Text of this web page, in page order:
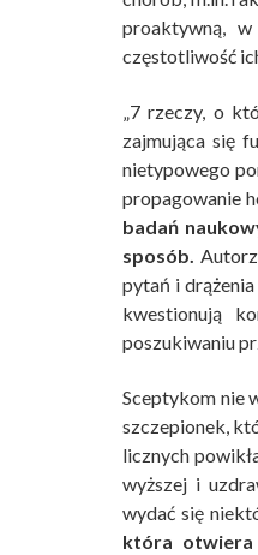
proaktywną,
częstotliwość
„7 rzeczy, o
zajmująca się
nietypowego
propagowanie
badań
sposób.
pytań i
kwestionują
poszukiwaniu
Sceptykom nie
szczepionek,
licznych
wyższej i
wydać się
która otwiera